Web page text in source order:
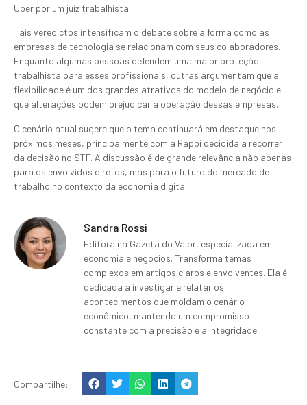
Uber por um juiz trabalhista.
Tais veredictos intensificam o debate sobre a forma como as
empresas de tecnologia se relacionam com seus colaboradores.
Enquanto algumas pessoas defendem uma maior proteção
trabalhista para esses profissionais, outras argumentam que a
flexibilidade é um dos grandes atrativos do modelo de negócio e
que alterações podem prejudicar a operação dessas empresas.
O cenário atual sugere que o tema continuará em destaque nos
próximos meses, principalmente com a Rappi decidida a recorrer
da decisão no STF. A discussão é de grande relevância não apenas
para os envolvidos diretos, mas para o futuro do mercado de
trabalho no contexto da economia digital.
Sandra Rossi
Editora na Gazeta do Valor, especializada em
economia e negócios. Transforma temas
complexos em artigos claros e envolventes. Ela é
dedicada a investigar e relatar os
acontecimentos que moldam o cenário
econômico, mantendo um compromisso
constante com a precisão e a integridade.
Compartilhe: